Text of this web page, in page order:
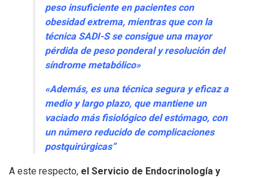
peso insuficiente en pacientes con
obesidad extrema, mientras que con la
técnica SADI-S se consigue una mayor
pérdida de peso ponderal y resolución del
síndrome metabólico»
«Además, es una técnica segura y eficaz a
medio y largo plazo, que mantiene un
vaciado más fisiológico del estómago, con
un número reducido de complicaciones
postquirúrgicas”
A este respecto, el Servicio de Endocrinología y